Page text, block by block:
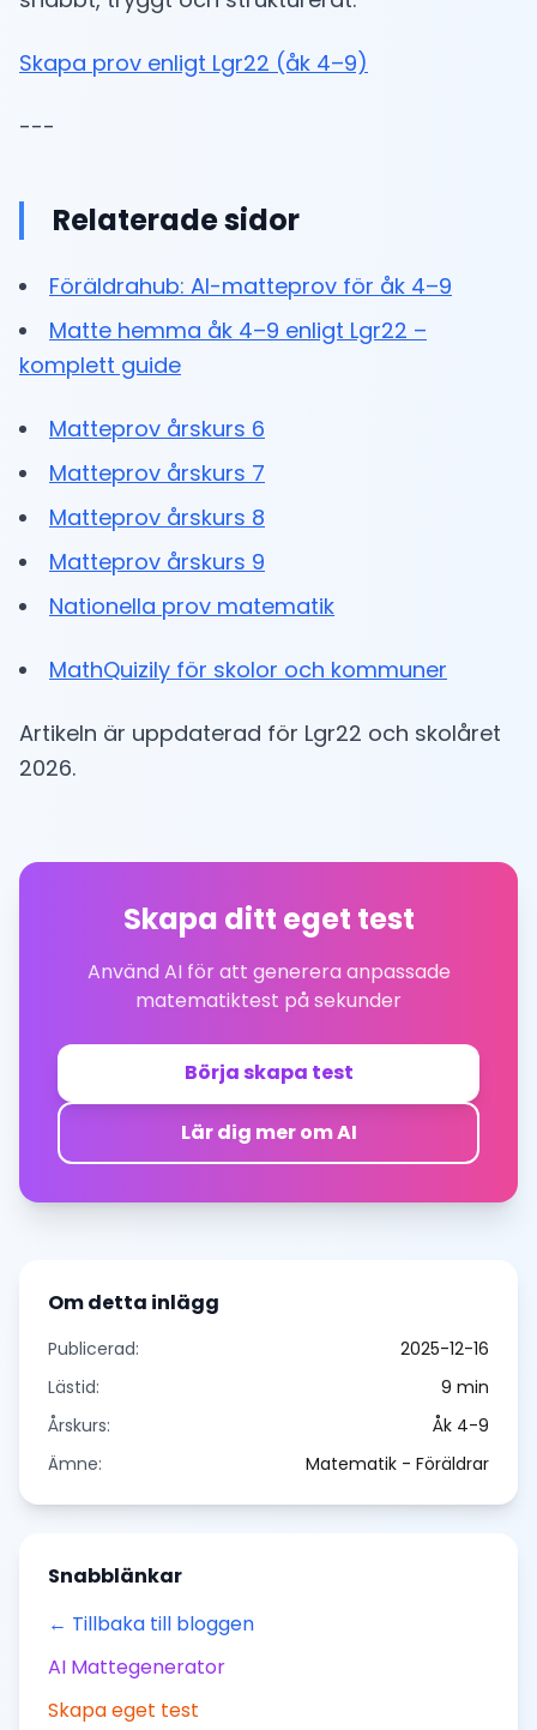
Skapa prov enligt Lgr22 (åk 4–9)
---
Relaterade sidor
Föräldrahub: AI-matteprov för åk 4–9
Matte hemma åk 4–9 enligt Lgr22 –
komplett guide
Matteprov årskurs 6
Matteprov årskurs 7
Matteprov årskurs 8
Matteprov årskurs 9
Nationella prov matematik
MathQuizily för skolor och kommuner
Artikeln är uppdaterad för Lgr22 och skolåret
2026.
Skapa ditt eget test
Använd AI för att generera anpassade
matematiktest på sekunder
Börja skapa test
Lär dig mer om AI
Om detta inlägg
Publicerad:
2025-12-16
Lästid:
9 min
Årskurs:
Åk 4-9
Ämne:
Matematik - Föräldrar
Snabblänkar
← Tillbaka till bloggen
AI Mattegenerator
Skapa eget test